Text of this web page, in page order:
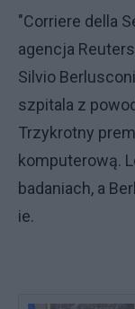
"Corriere della
agencja
Silvio
szpitala z
Trzykrotny
komputerową.
badaniach, a
ie.